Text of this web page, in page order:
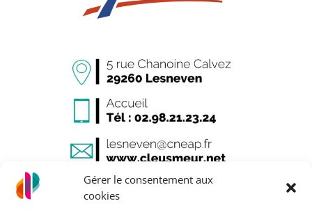
Gérer le consentement aux
cookies